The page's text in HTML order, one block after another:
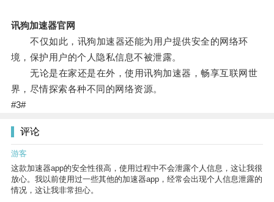
讯狗加速器官网
不仅如此，讯狗加速器还能为用户提供安全的网络环
境，保护用户的个人隐私信息不被泄露。
无论是在家还是在外，使用讯狗加速器，畅享互联网世
界，尽情探索各种不同的网络资源。
#3#
评论
游客
这款加速器app的安全性很高，使用过程中不会泄露个人信息，这让我很
放心。我以前使用过一些其他的加速器app，经常会出现个人信息泄露的
情况，这让我非常担心。